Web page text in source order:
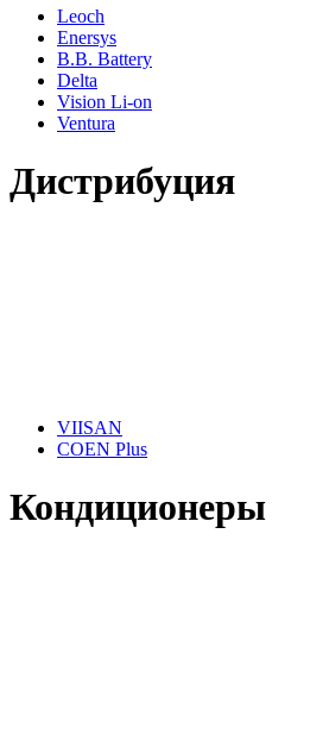
Leoch
Enersys
B.B. Battery
Delta
Vision Li-on
Ventura
Дистрибуция
VIISAN
COEN Plus
Кондиционеры